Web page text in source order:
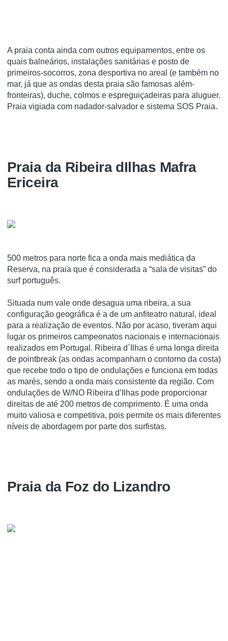
A praia conta ainda com outros equipamentos, entre os
quais balneários, instalações sanitárias e posto de
primeiros-socorros, zona desportiva no areal (e também no
mar, já que as ondas desta praia são famosas além-
fronteiras), duche, colmos e espreguiçadeiras para aluguer.
Praia vigiada com nadador-salvador e sistema SOS Praia.
Praia da Ribeira dIlhas Mafra
Ericeira
500 metros para norte fica a onda mais mediática da
Reserva, na praia que é considerada a “sala de visitas” do
surf português.
Situada num vale onde desagua uma ribeira, a sua
configuração geográfica é a de um anfiteatro natural, ideal
para a realização de eventos. Não por acaso, tiveram aqui
lugar os primeiros campeonatos nacionais e internacionais
realizados em Portugal. Ribeira d`Ilhas é uma longa direita
de pointbreak (as ondas acompanham o contorno da costa)
que recebe todo o tipo de ondulações e funciona em todas
as marés, sendo a onda mais consistente da região. Com
ondulações de W/NO Ribeira d’Ilhas pode proporcionar
direitas de até 200 metros de comprimento. É uma onda
muito valiosa e competitiva, pois permite os mais diferentes
níveis de abordagem por parte dos surfistas.
Praia da Foz do Lizandro